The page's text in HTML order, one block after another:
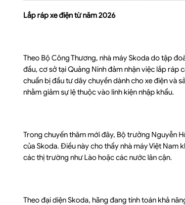
Lắp ráp xe điện từ năm 2026
Theo Bộ Công Thương, nhà máy Skoda do tập
đầu, cơ sở tại Quảng Ninh đảm nhận việc lắp ráp
chuẩn bị đầu tư dây chuyền dành cho xe điện và
nhằm giảm sự lệ thuộc vào linh kiện nhập khẩu.
Trong chuyến thăm mới đây, Bộ trưởng Nguyễn
của Skoda. Điều này cho thấy nhà máy Việt Nam
các thị trường như Lào hoặc các nước lân cận.
Theo đại diện Skoda, hãng đang tính toán khả